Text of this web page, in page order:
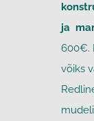
ja
600€.
võiks